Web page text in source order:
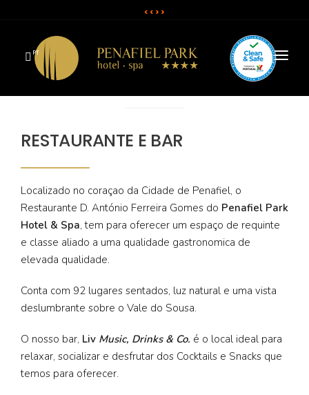
< < > >
PT
O HOTEL
RESTAURANTE E BAR
SALAS E EVENTOS
CAMPANHAS & OFERTAS
RESTAURANTE E BAR
Localizado no coraçao da Cidade de Penafiel, o
Restaurante D. António Ferreira Gomes do Penafiel Park
Hotel & Spa, tem para oferecer um espaço de requinte
e classe aliado a uma qualidade gastronomica de
elevada qualidade.
Conta com 92 lugares sentados, luz natural e uma vista
deslumbrante sobre o Vale do Sousa.
O nosso bar, Liv Music, Drinks & Co. é o local ideal para
relaxar, socializar e desfrutar dos Cocktails e Snacks que
temos para oferecer.